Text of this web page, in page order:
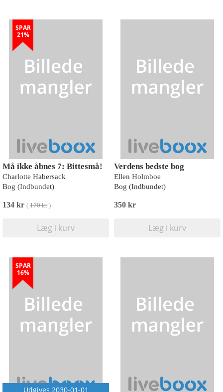
SPAR
21%
Må ikke åbnes 7: Bittesmå!
Charlotte Habersack
Bog (Indbundet)
134 kr ( 170 kr)
Læg i kurv
Verdens bedste bog
Ellen Holmboe
Bog (Indbundet)
350 kr
Læg i kurv
SPAR
16%
Udgives 2030-01-01